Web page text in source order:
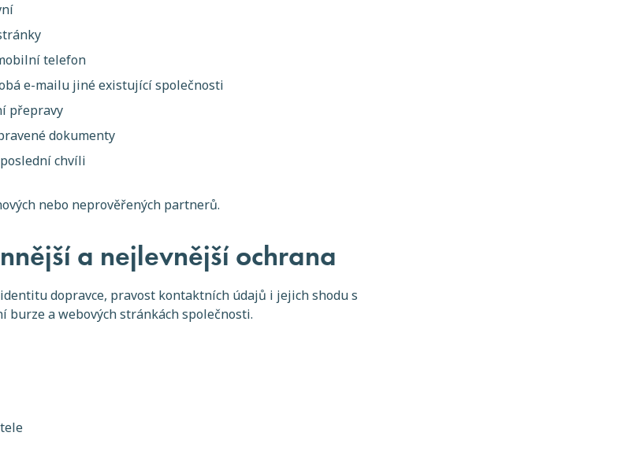
telefon
e-mailu jiné existující společnosti
přepravy
dokumenty
chvíli
nebo neprověřených partnerů.
a nejlevnější ochrana
dopravce, pravost kontaktních údajů i jejich shodu s
a webových stránkách společnosti.